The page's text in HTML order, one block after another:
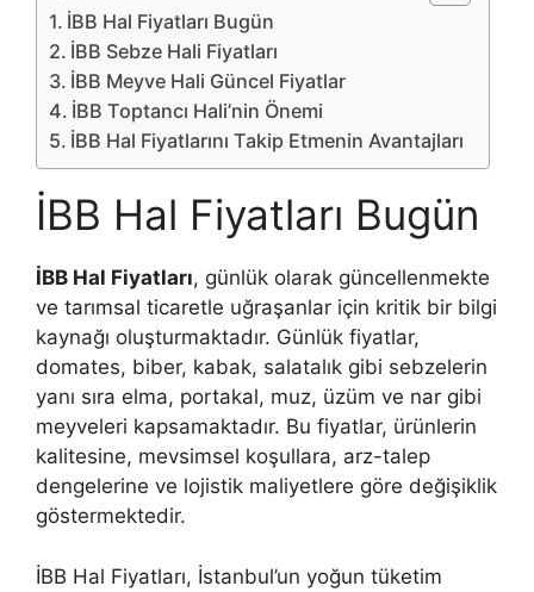
İBB Hal Fiyatları Bugün
İBB Sebze Hali Fiyatları
İBB Meyve Hali Güncel Fiyatlar
İBB Toptancı Hali’nin Önemi
İBB Hal Fiyatlarını Takip Etmenin Avantajları
İBB Hal Fiyatları Bugün
İBB Hal Fiyatları, günlük olarak güncellenmekte
ve tarımsal ticaretle uğraşanlar için kritik bir bilgi
kaynağı oluşturmaktadır. Günlük fiyatlar,
domates, biber, kabak, salatalık gibi sebzelerin
yanı sıra elma, portakal, muz, üzüm ve nar gibi
meyveleri kapsamaktadır. Bu fiyatlar, ürünlerin
kalitesine, mevsimsel koşullara, arz-talep
dengelerine ve lojistik maliyetlere göre değişiklik
göstermektedir.
İBB Hal Fiyatları, İstanbul’un yoğun tüketim